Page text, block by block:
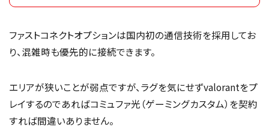
ファストコネクトオプションは国内初の通信技術を採用してお
り、混雑時も優先的に接続できます。
エリアが狭いことが弱点ですが、ラグを気にせずvalorantをプ
レイするのであればコミュファ光（ゲーミングカスタム）を契約
すれば間違いありません。